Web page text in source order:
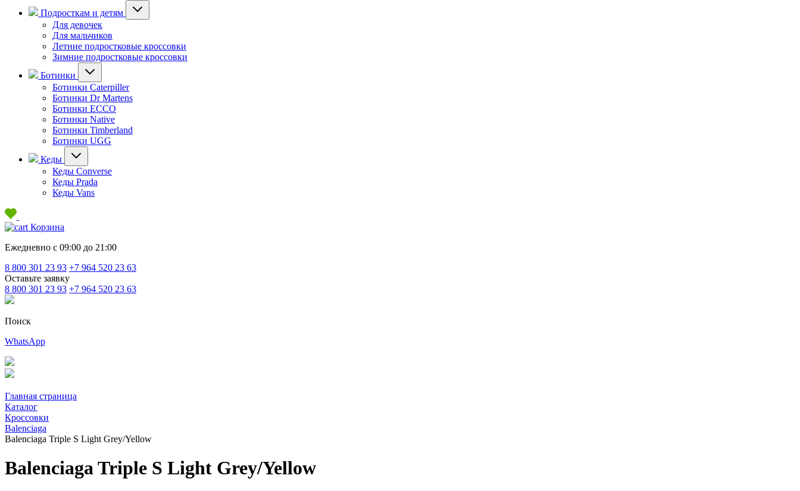
Подросткам и детям
Для девочек
Для мальчиков
Летние подростковые кроссовки
Зимние подростковые кроссовки
Ботинки
Ботинки Caterpiller
Ботинки Dr Martens
Ботинки ECCO
Ботинки Native
Ботинки Timberland
Ботинки UGG
Кеды
Кеды Converse
Кеды Prada
Кеды Vans
Корзина
Ежедневно с 09:00 до 21:00
8 800 301 23 93 +7 964 520 23 63
Оставьте заявку
8 800 301 23 93 +7 964 520 23 63
Поиск
WhatsApp
Главная страница
Каталог
Кроссовки
Balenciaga
Balenciaga Triple S Light Grey/Yellow
Balenciaga Triple S Light Grey/Yellow